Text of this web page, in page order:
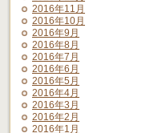
2016年11月
2016年10月
2016年9月
2016年8月
2016年7月
2016年6月
2016年5月
2016年4月
2016年3月
2016年2月
2016年1月